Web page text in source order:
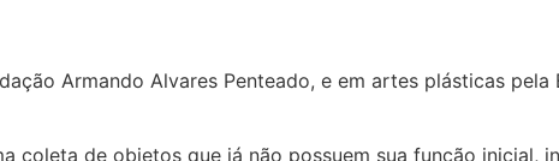
Armando Alvares Penteado, e em artes plásticas pela
coleta de objetos que já não possuem sua função inicial,